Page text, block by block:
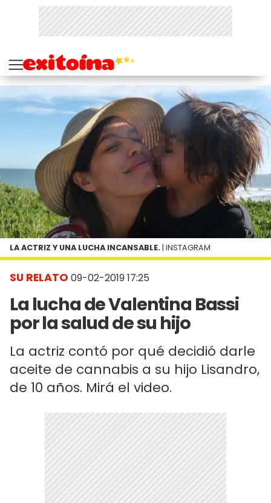
SU RELATO 09-02-2019 17:25
La lucha de Valentina Bassi
por la salud de su hijo
La actriz contó por qué decidió darle
aceite de cannabis a su hijo Lisandro,
de 10 años. Mirá el video.
LA ACTRIZ Y UNA LUCHA INCANSABLE. | INSTAGRAM